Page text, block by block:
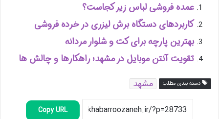
عمده فروشی لباس زیر کجاست؟
کاربردهای دستگاه برش لیزری در خرده‌ فروشی
بهترین پارچه برای کت و شلوار مردانه
تقویت آنتن موبایل در مشهد؛ راهکارها و چالش ها
دسته بندی مطلب مشهد
Copy URL